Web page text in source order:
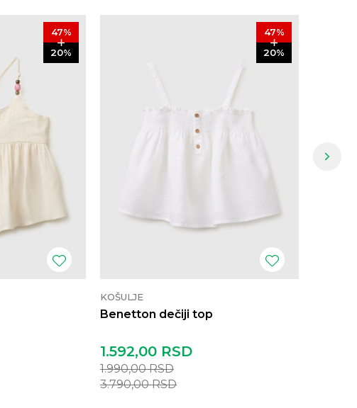
47%
20%
47%
20%
KOŠULJE
Benetton dečiji top
1.592,00 RSD
1.990,00RSD
3.790,00RSD